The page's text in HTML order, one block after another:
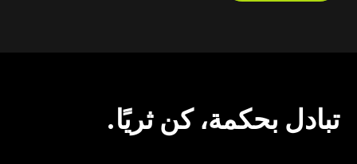
تبادل بحكمة، كن ثريًا.